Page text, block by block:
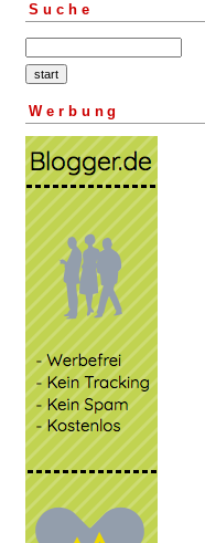
Suche
Werbung